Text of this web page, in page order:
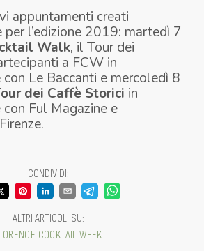
appuntamenti creati
l’edizione 2019: martedì 7
Walk, il Tour dei
a FCW in
Le Baccanti e mercoledì 8
dei Caffè Storici in
Ful Magazine e
CONDIVIDI:
ALTRI ARTICOLI SU:
COCKTAIL WEEK